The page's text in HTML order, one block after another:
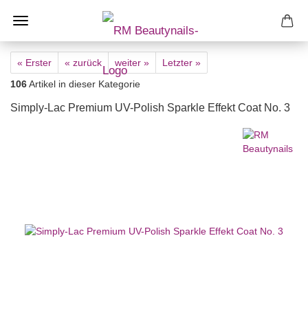
« Erster « zurück weiter »
Letzter »
106Artikel in dieser Kategorie
Simply-Lac Premium UV-Polish Sparkle Effekt Coat No. 3